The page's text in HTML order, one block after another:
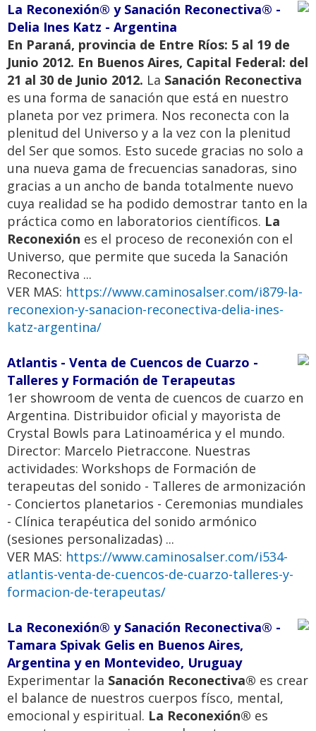
La Reconexión® y Sanación Reconectiva® -
Delia Ines Katz - Argentina
En Paraná, provincia de Entre Ríos: 5 al 19 de
Junio 2012. En Buenos Aires, Capital Federal: del
21 al 30 de Junio 2012. La Sanación Reconectiva
es una forma de sanación que está en nuestro
planeta por vez primera. Nos reconecta con la
plenitud del Universo y a la vez con la plenitud
del Ser que somos. Esto sucede gracias no solo a
una nueva gama de frecuencias sanadoras, sino
gracias a un ancho de banda totalmente nuevo
cuya realidad se ha podido demostrar tanto en la
práctica como en laboratorios científicos. La
Reconexión es el proceso de reconexión con el
Universo, que permite que suceda la Sanación
Reconectiva ...
VER MAS: https://www.caminosalser.com/i879-la-
reconexion-y-sanacion-reconectiva-delia-ines-
katz-argentina/
Atlantis - Venta de Cuencos de Cuarzo -
Talleres y Formación de Terapeutas
1er showroom de venta de cuencos de cuarzo en
Argentina. Distribuidor oficial y mayorista de
Crystal Bowls para Latinoamérica y el mundo.
Director: Marcelo Pietraccone. Nuestras
actividades: Workshops de Formación de
terapeutas del sonido - Talleres de armonización
- Conciertos planetarios - Ceremonias mundiales
- Clínica terapéutica del sonido armónico
(sesiones personalizadas) ...
VER MAS: https://www.caminosalser.com/i534-
atlantis-venta-de-cuencos-de-cuarzo-talleres-y-
formacion-de-terapeutas/
La Reconexión® y Sanación Reconectiva® -
Tamara Spivak Gelis en Buenos Aires,
Argentina y en Montevideo, Uruguay
Experimentar la Sanación Reconectiva® es crear
el balance de nuestros cuerpos físco, mental,
emocional y espiritual. La Reconexión® es